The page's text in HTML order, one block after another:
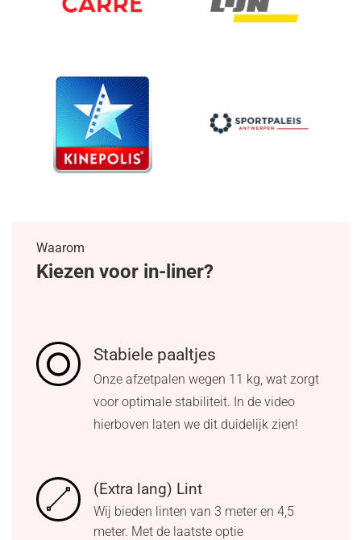
Waarom
Kiezen voor in-liner?
Stabiele paaltjes
Onze afzetpalen wegen 11 kg, wat zorgt
voor optimale stabiliteit. In de video
hierboven laten we dit duidelijk zien!
(Extra lang) Lint
Wij bieden linten van 3 meter en 4,5
meter. Met de laatste optie